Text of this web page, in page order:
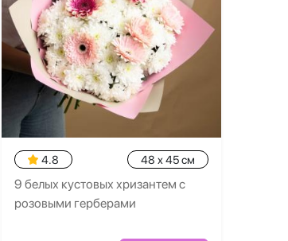
4.8 48 x 45 см
9 белых кустовых хризантем с
розовыми герберами